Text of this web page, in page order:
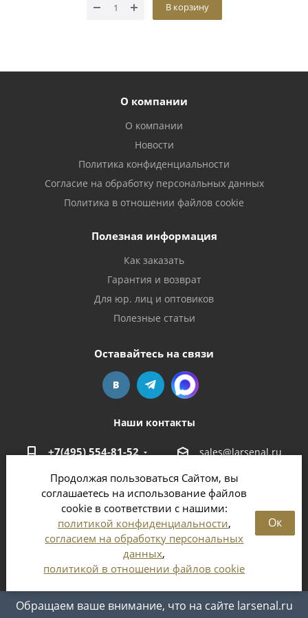
Продолжая пользоваться Сайтом, вы
соглашаетесь на использование файлов
cookie в соответствии с нашими:
политикой конфиденциальности,
согласием на обработку персональных
данных,
политикой в отношении файлов cookie
Ок
Обращаем ваше внимание, что на сайте larsenal.ru
В корзину
О компании
О компании
Новости
Политика конфиденциальности
Согласие на обработку персональных данных
Политика в отношении файлов cookie
Полезная информация
Как заказать
Гарантия и возврат
Для юр. лиц и оптовиков
Полезные статьи
Оставайтесь на связи
Наши контакты
+7(495) 554-81-52 sales@larsenal.ru
Московская область,
г. Люберцы,
ул. Хлебозаводская, 8 Б